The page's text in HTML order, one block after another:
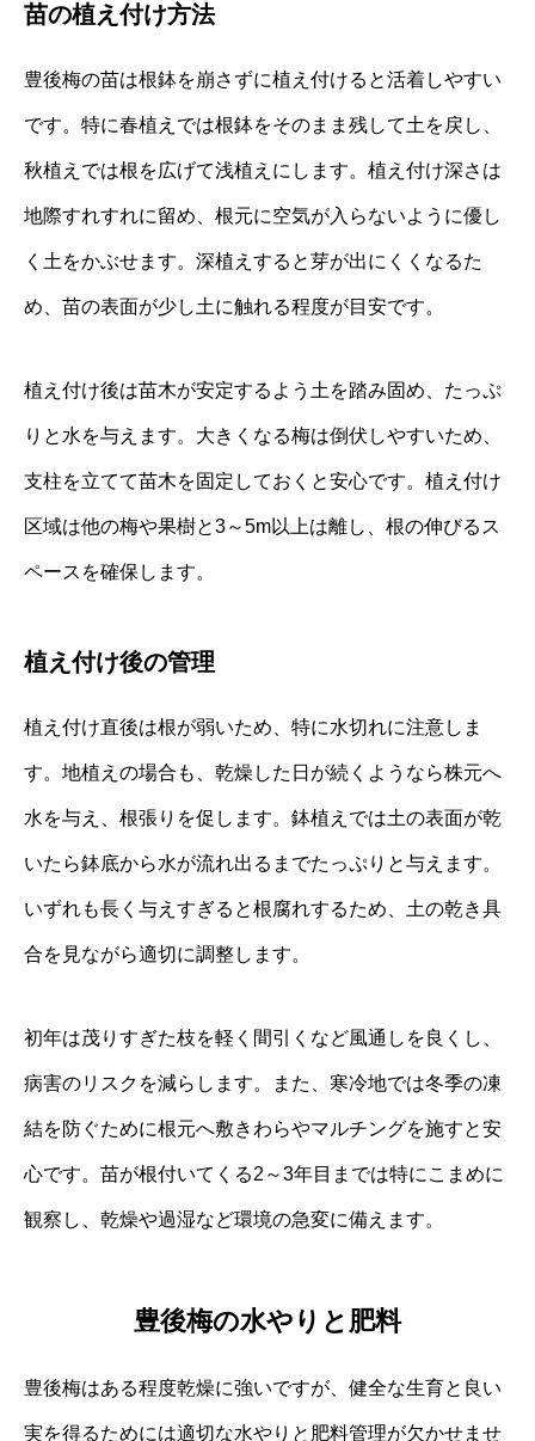
苗の植え付け方法
豊後梅の苗は根鉢を崩さずに植え付けると活着しやすい
です。特に春植えでは根鉢をそのまま残して土を戻し、
秋植えでは根を広げて浅植えにします。植え付け深さは
地際すれすれに留め、根元に空気が入らないように優し
く土をかぶせます。深植えすると芽が出にくくなるた
め、苗の表面が少し土に触れる程度が目安です。
植え付け後は苗木が安定するよう土を踏み固め、たっぷ
りと水を与えます。大きくなる梅は倒伏しやすいため、
支柱を立てて苗木を固定しておくと安心です。植え付け
区域は他の梅や果樹と3～5m以上は離し、根の伸びるス
ペースを確保します。
植え付け後の管理
植え付け直後は根が弱いため、特に水切れに注意しま
す。地植えの場合も、乾燥した日が続くようなら株元へ
水を与え、根張りを促します。鉢植えでは土の表面が乾
いたら鉢底から水が流れ出るまでたっぷりと与えます。
いずれも長く与えすぎると根腐れするため、土の乾き具
合を見ながら適切に調整します。
初年は茂りすぎた枝を軽く間引くなど風通しを良くし、
病害のリスクを減らします。また、寒冷地では冬季の凍
結を防ぐために根元へ敷きわらやマルチングを施すと安
心です。苗が根付いてくる2～3年目までは特にこまめに
観察し、乾燥や過湿など環境の急変に備えます。
豊後梅の水やりと肥料
豊後梅はある程度乾燥に強いですが、健全な生育と良い
実を得るためには適切な水やりと肥料管理が欠かせませ